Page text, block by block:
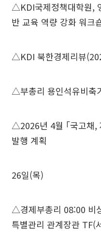
△KDI국제정책대학원,
반 교육 역량 강화 워크
△KDI 북한경제리뷰
△부총리 용인석유비축
△2026년 4월 ｢국고채,
발행 계획
26일(목)
△경제부총리 08:00 비
특별관리 관계장관 TF(